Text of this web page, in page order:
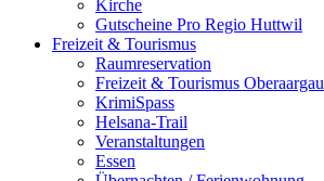
Kirche
Gutscheine Pro Regio Huttwil
Freizeit & Tourismus
Raumreservation
Freizeit & Tourismus Oberaargau
KrimiSpass
Helsana-Trail
Veranstaltungen
Essen